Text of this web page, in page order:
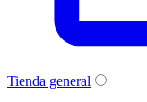
Tienda general